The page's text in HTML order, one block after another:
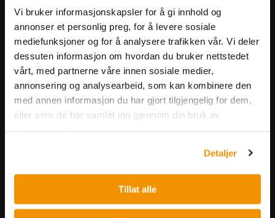
Vi bruker informasjonskapsler for å gi innhold og
annonser et personlig preg, for å levere sosiale
mediefunksjoner og for å analysere trafikken vår. Vi deler
dessuten informasjon om hvordan du bruker nettstedet
vårt, med partnerne våre innen sosiale medier,
annonsering og analysearbeid, som kan kombinere den
med annen informasjon du har gjort tilgjengelig for dem,
eller som de har samlet inn gjennom din bruk av
Detaljer
Tillat alle
arrangementer og kampanjer.
Meld på nyhetsbrev
Nils Hansens vei 8